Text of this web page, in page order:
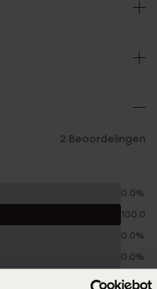
2 Beoordelingen
0.0%
100.0%
0.0%
0.0%
0.0%